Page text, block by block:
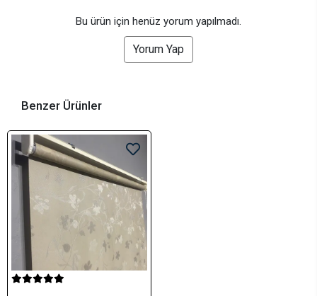
Bu ürün için henüz yorum yapılmadı.
Yorum Yap
Benzer Ürünler